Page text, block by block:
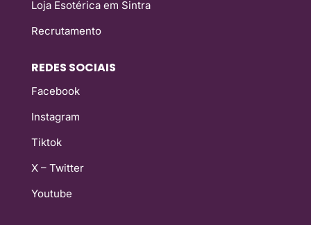
Loja Esotérica em Sintra
Recrutamento
REDES SOCIAIS
Facebook
Instagram
Tiktok
X – Twitter
Youtube